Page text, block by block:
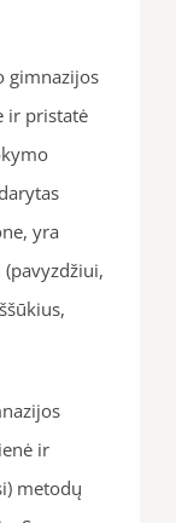
gimnazijos
ir pristatė
yra
ir
metodų